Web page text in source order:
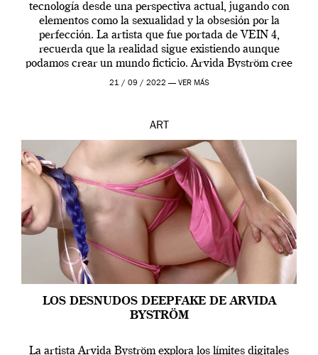
tecnología desde una perspectiva actual, jugando con
elementos como la sexualidad y la obsesión por la
perfección. La artista que fue portada de VEIN 4,
recuerda que la realidad sigue existiendo aunque
podamos crear un mundo ficticio. Arvida Byström cree
que los humanos tienen un complejo […]
21 / 09 / 2022 — VER MÁS
ART
LOS DESNUDOS DEEPFAKE DE ARVIDA
BYSTRÖM
La artista Arvida Byström explora los límites digitales